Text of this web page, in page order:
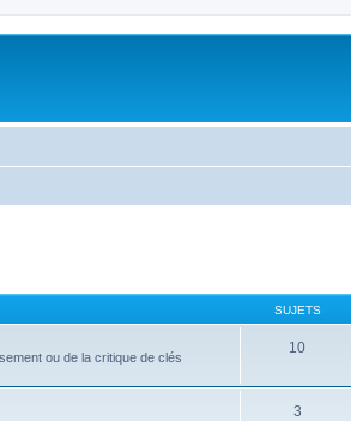
SUJETS
ou de la critique de clés
10
3